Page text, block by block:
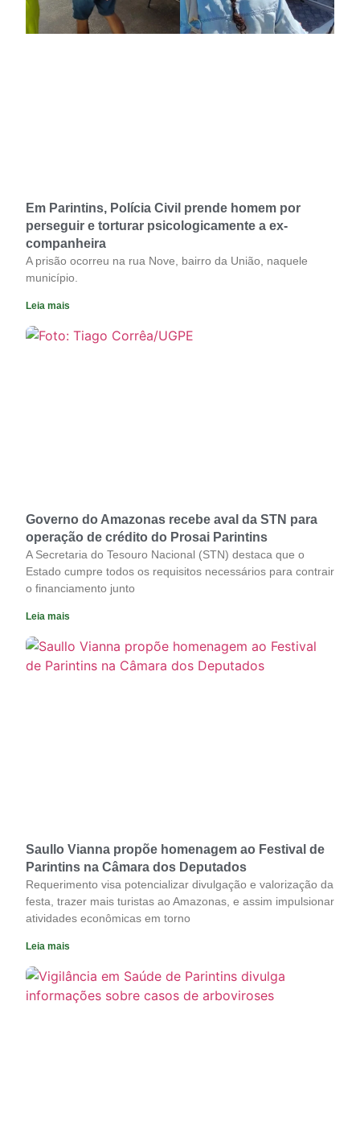
Em Parintins, Polícia Civil prende homem por
perseguir e torturar psicologicamente a ex-
companheira
A prisão ocorreu na rua Nove, bairro da União, naquele
município.
Leia mais
Governo do Amazonas recebe aval da STN para
operação de crédito do Prosai Parintins
A Secretaria do Tesouro Nacional (STN) destaca que o
Estado cumpre todos os requisitos necessários para contrair
o financiamento junto
Leia mais
Saullo Vianna propõe homenagem ao Festival de
Parintins na Câmara dos Deputados
Requerimento visa potencializar divulgação e valorização da
festa, trazer mais turistas ao Amazonas, e assim impulsionar
atividades econômicas em torno
Leia mais